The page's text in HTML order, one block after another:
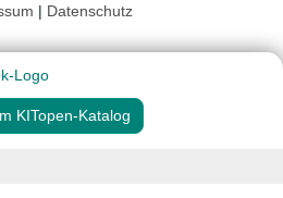
| Datenschutz
KITopen-Katalog